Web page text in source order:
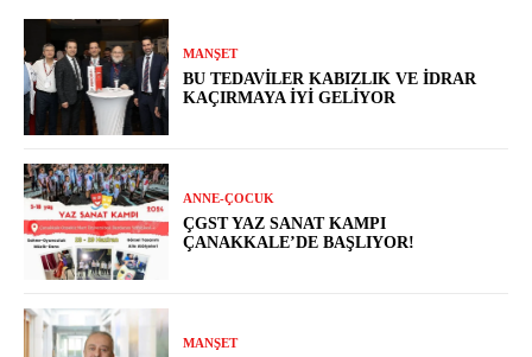
MANŞET
BU TEDAVILER KABIZLIK VE İDRAR
KAÇIRMAYA İYI GELIYOR
ANNE-ÇOCUK
ÇGST YAZ SANAT KAMPI
ÇANAKKALE’DE BAŞLIYOR!
MANŞET